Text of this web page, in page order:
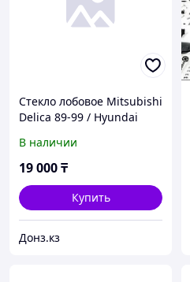
Стекло лобовое Mitsubishi
Delica 89-99 / Hyundai
10%)
В наличии
19 000₸
Купить
Донз.кз